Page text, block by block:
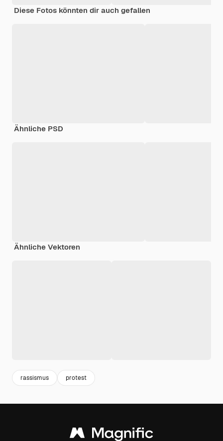
Diese Fotos könnten dir auch gefallen
Ähnliche PSD
Ähnliche Vektoren
rassismus protest